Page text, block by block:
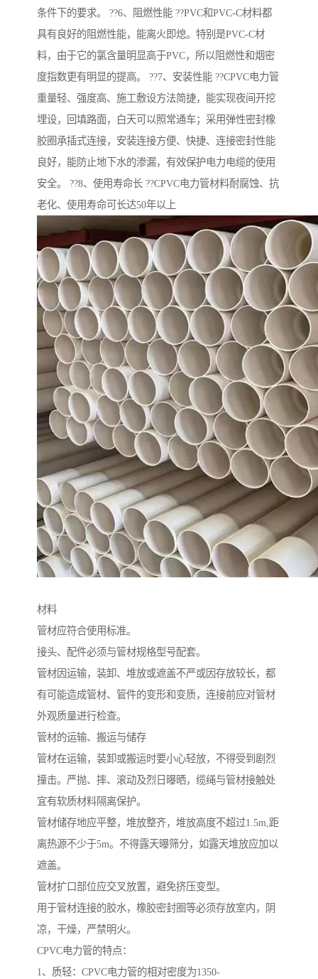
条件下的要求。 ??6、阻燃性能 ??PVC和PVC-C材料都
具有良好的阻燃性能，能离火即熄。特别是PVC-C材
料，由于它的氯含量明显高于PVC，所以阻燃性和烟密
度指数更有明显的提高。 ??7、安装性能 ??CPVC电力管
重量轻、强度高、施工敷设方法简捷，能实现夜间开挖
埋设，回填路面，白天可以照常通车；采用弹性密封橡
胶圈承插式连接，安装连接方便、快捷、连接密封性能
良好，能防止地下水的渗漏，有效保护电力电缆的使用
安全。 ??8、使用寿命长 ??CPVC电力管材料耐腐蚀、抗
老化、使用寿命可长达50年以上
材料
管材应符合使用标准。
接头、配件必须与管材规格型号配套。
管材因运输，装卸、堆放或遮盖不严或因存放较长，都
有可能造成管材、管件的变形和变质，连接前应对管材
外观质量进行检查。
管材的运输、搬运与储存
管材在运输，装卸或搬运时要小心轻放，不得受到剧烈
撞击。严抛、摔、滚动及烈日曝晒，缆绳与管材接触处
宜有软质材料隔离保护。
管材储存地应平整，堆放整齐，堆放高度不超过1.5m,距
离热源不少于5m。不得露天曝筛分，如露天堆放应加以
遮盖。
管材扩口部位应交叉放置，避免挤压变型。
用于管材连接的胶水，橡胶密封圈等必须存放室内，阴
凉，干燥，严禁明火。
CPVC电力管的特点：
1、质轻：CPVC电力管的相对密度为1350-